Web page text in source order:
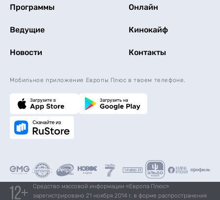
Программы Онлайн
Ведущие Кинокайф
Новости Контакты
Мобильное приложение Европы Плюс в твоем телефоне.
Средство массовой информации «Европа Плюс»
зарегистрировано 21 ноября 2014 г. в форме распространения